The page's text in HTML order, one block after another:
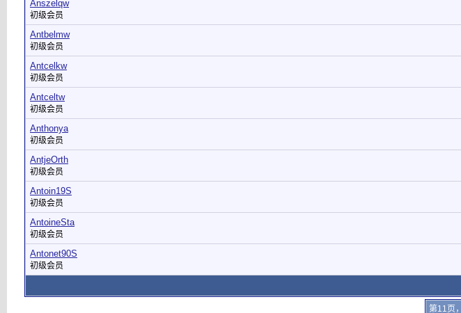
Anszelqw
初级会员
Antbelmw
初级会员
Antcelkw
初级会员
Antceltw
初级会员
Anthonya
初级会员
AntjeOrth
初级会员
Antoin19S
初级会员
AntoineSta
初级会员
Antonet90S
初级会员
第11页